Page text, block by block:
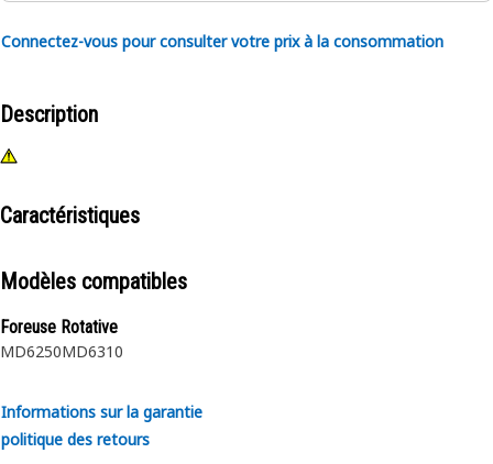
Connectez-vous pour consulter votre prix à la consommation
Description
Caractéristiques
Modèles compatibles
Foreuse Rotative
MD6250MD6310
Informations sur la garantie
politique des retours